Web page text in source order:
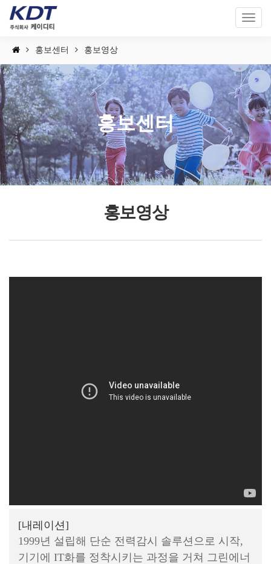
Toggle
홍보센터 홍보영상
홍보센터
홍보영상
[내레이션]
1999년 설립해 단순 전력감시 솔루션으로 시작,
기기에 IT화를 정착시키는 과정을 거쳐 그린에너